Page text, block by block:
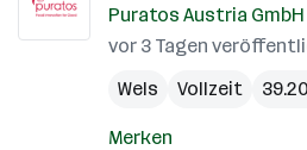
Puratos Austria GmbH
vor 3 Tagen
Wels
Vollzeit
Merken